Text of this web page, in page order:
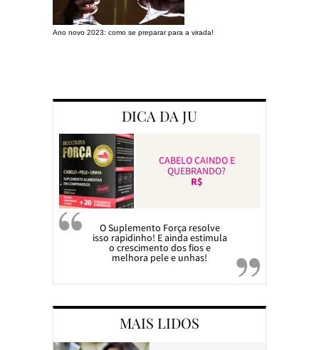
Ano novo 2023: como se preparar para a virada!
DICA DA JU
CABELO CAINDO E
QUEBRANDO?
R$
O Suplemento Força resolve
isso rapidinho! E ainda estimula
o crescimento dos fios e
melhora pele e unhas!
MAIS LIDOS